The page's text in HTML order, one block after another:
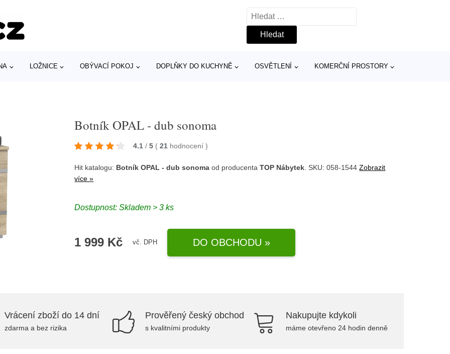
Vyhledávání
LOŽNICE OBÝVACÍ POKOJ DOPLŇKY DO KUCHYNĚ OSVĚTLENÍ KOMERČNÍ PROSTORY
Botník OPAL - dub sonoma
4.1 / 5 ( 21 hodnocení)
Hit katalogu: Botník OPAL - dub sonoma od producentaTOP Nábytek . SKU: 058-1544Zobrazit
více »
Dostupnost: Skladem > 3 ks
1 999 Kč vč. DPH DO OBCHODU »
Vrácení zboží do 14 dní
zdarma a bez rizika
Prověřený český obchod
s kvalitními produkty
Nakupujte kdykoli
máme otevřeno 24 hodin denně